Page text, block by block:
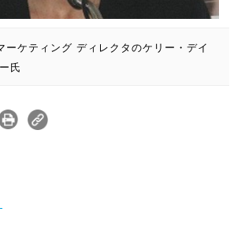
ケティング ディレクタのケリー・デイ
氏